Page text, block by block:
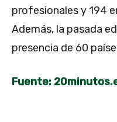
profesionales y 194
Además, la pasada
presencia de 60
Fuente: